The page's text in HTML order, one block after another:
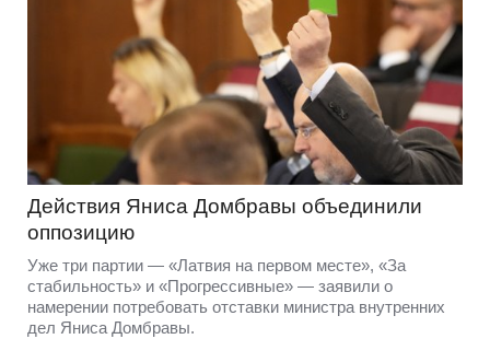
Действия Яниса Домбравы объединили
оппозицию
Уже три партии — «Латвия на первом месте», «За
стабильность» и «Прогрессивные» — заявили о
намерении потребовать отставки министра внутренних
дел Яниса Домбравы.